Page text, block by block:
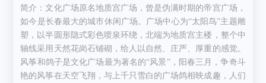
简介：文化广场原名地质宫广场，曾是伪满时期的帝宫广场，
如今是长春最大的城市休闲广场。广场中心为“太阳鸟”主题雕
塑，以半圆形隐式彩色喷泉环绕，北端为地质宫主楼，整个中
轴线采用天然花岗石铺砌，给人以自然、庄严、厚重的感觉。
风筝和鸽子是文化广场最为著名的“风景”，阳春三月，争奇斗
艳的风筝在天空飞翔，与上千只雪白的广场鸽相映成趣，人们